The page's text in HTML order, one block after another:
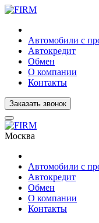
Автомобили с
Автокредит
Обмен
О компании
Контакты
Заказать звонок
Москва
Автомобили с
Автокредит
Обмен
О компании
Контакты